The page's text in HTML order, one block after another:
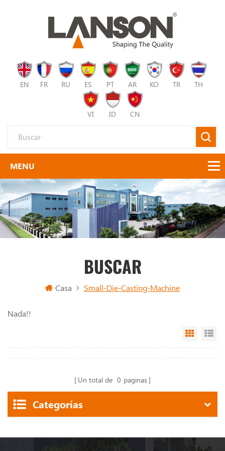
EN FR RU ES PT AR KO TR TH
VI ID CN
BUSCAR
Casa Small-Die-Casting-Machine
Nada!!
Grid
Un total de 0 paginas
Categorías